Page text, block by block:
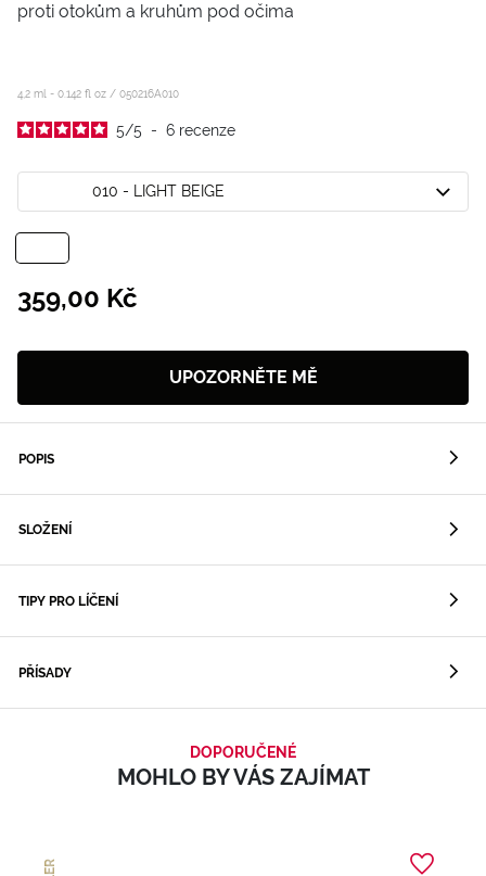
proti otokům a kruhům pod očima
4,2 ml - 0.142 fl oz / 050216A010
5/5 - 6 recenze
010 - LIGHT BEIGE
359,00 Kč
UPOZORNĚTE MĚ
POPIS
SLOŽENÍ
TIPY PRO LÍČENÍ
PŘÍSADY
DOPORUČENÉ
MOHLO BY VÁS ZAJÍMAT